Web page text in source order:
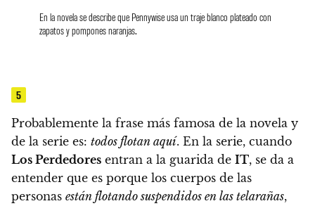
En la novela se describe que Pennywise usa un traje blanco plateado con
zapatos y pompones naranjas.
5
Probablemente la frase más famosa de la novela y
de la serie es: todos flotan aquí. En la serie, cuando
Los Perdedores entran a la guarida de IT, se da a
entender que es porque los cuerpos de las
personas están flotando suspendidos en las telarañas,